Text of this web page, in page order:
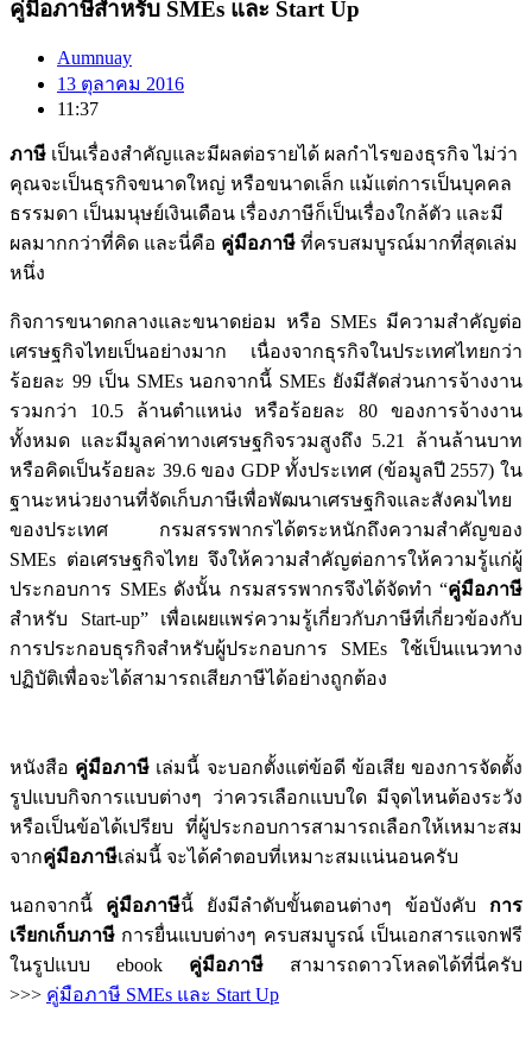
คู่มือภาษีสำหรับ SMEs และ Start Up
Aumnuay
13 ตุลาคม 2016
11:37
ภาษี เป็นเรื่องสำคัญและมีผลต่อรายได้ ผลกำไรของธุรกิจ ไม่ว่า
คุณจะเป็นธุรกิจขนาดใหญ่ หรือขนาดเล็ก แม้แต่การเป็นบุคคล
ธรรมดา เป็นมนุษย์เงินเดือน เรื่องภาษีก็เป็นเรื่องใกล้ตัว และมี
ผลมากกว่าที่คิด และนี่คือ คู่มือภาษี ที่ครบสมบูรณ์มากที่สุดเล่ม
หนึ่ง
กิจการขนาดกลางและขนาดย่อม หรือ SMEs มีความสำคัญต่อ
เศรษฐกิจไทยเป็นอย่างมาก เนื่องจากธุรกิจในประเทศไทยกว่า
ร้อยละ 99 เป็น SMEs นอกจากนี้ SMEs ยังมีสัดส่วนการจ้างงาน
รวมกว่า 10.5 ล้านตำแหน่ง หรือร้อยละ 80 ของการจ้างงาน
ทั้งหมด และมีมูลค่าทางเศรษฐกิจรวมสูงถึง 5.21 ล้านล้านบาท
หรือคิดเป็นร้อยละ 39.6 ของ GDP ทั้งประเทศ (ข้อมูลปี 2557) ใน
ฐานะหน่วยงานที่จัดเก็บภาษีเพื่อพัฒนาเศรษฐกิจและสังคมไทย
ของประเทศ กรมสรรพากรได้ตระหนักถึงความสำคัญของ
SMEs ต่อเศรษฐกิจไทย จึงให้ความสำคัญต่อการให้ความรู้แก่ผู้
ประกอบการ SMEs ดังนั้น กรมสรรพากรจึงได้จัดทำ “คู่มือภาษี
สำหรับ Start-up” เพื่อเผยแพร่ความรู้เกี่ยวกับภาษีที่เกี่ยวข้องกับ
การประกอบธุรกิจสำหรับผู้ประกอบการ SMEs ใช้เป็นแนวทาง
ปฏิบัติเพื่อจะได้สามารถเสียภาษีได้อย่างถูกต้อง
หนังสือ คู่มือภาษี เล่มนี้ จะบอกตั้งแต่ข้อดี ข้อเสีย ของการจัดตั้ง
รูปแบบกิจการแบบต่างๆ ว่าควรเลือกแบบใด มีจุดไหนต้องระวัง
หรือเป็นข้อได้เปรียบ ที่ผู้ประกอบการสามารถเลือกให้เหมาะสม
จากคู่มือภาษีเล่มนี้ จะได้คำตอบที่เหมาะสมแน่นอนครับ
นอกจากนี้ คู่มือภาษีนี้ ยังมีลำดับขั้นตอนต่างๆ ข้อบังคับ การ
เรียกเก็บภาษี การยื่นแบบต่างๆ ครบสมบูรณ์ เป็นเอกสารแจกฟรี
ในรูปแบบ ebook คู่มือภาษี สามารถดาวโหลดได้ที่นี่ครับ
>>> คู่มือภาษี SMEs และ Start Up